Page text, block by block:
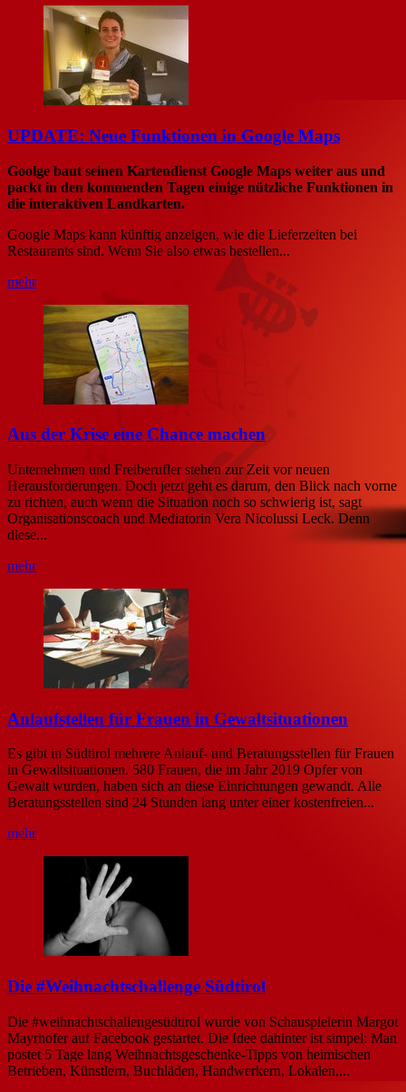
UPDATE: Neue Funktionen in Google Maps
Goolge baut seinen Kartendienst Google Maps weiter aus und
packt in den kommenden Tagen einige nützliche Funktionen in
die interaktiven Landkarten.
Google Maps kann künftig anzeigen, wie die Lieferzeiten bei
Restaurants sind. Wenn Sie also etwas bestellen...
mehr
Aus der Krise eine Chance machen
Unternehmen und Freiberufler stehen zur Zeit vor neuen
Herausforderungen. Doch jetzt geht es darum, den Blick nach vorne
zu richten, auch wenn die Situation noch so schwierig ist, sagt
Organisationscoach und Mediatorin Vera Nicolussi Leck. Denn
diese...
mehr
Anlaufstellen für Frauen in Gewaltsituationen
Es gibt in Südtirol mehrere Anlauf- und Beratungsstellen für Frauen
in Gewaltsituationen. 580 Frauen, die im Jahr 2019 Opfer von
Gewalt wurden, haben sich an diese Einrichtungen gewandt. Alle
Beratungsstellen sind 24 Stunden lang unter einer kostenfreien...
mehr
Die #Weihnachtschallenge Südtirol
Die #weihnachtschallengesüdtirol wurde von Schauspielerin Margot
Mayrhofer auf Facebook gestartet. Die Idee dahinter ist simpel: Man
postet 5 Tage lang Weihnachtsgeschenke-Tipps von heimischen
Betrieben, Künstlern, Buchläden, Handwerkern, Lokalen,...